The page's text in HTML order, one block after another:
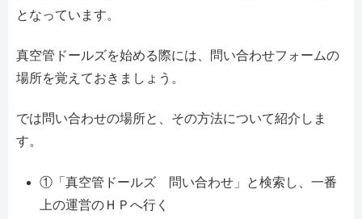
となっています。
真空管ドールズを始める際には、問い合わせフォームの
場所を覚えておきましょう。
では問い合わせの場所と、その方法について紹介しま
す。
①「真空管ドールズ 問い合わせ」と検索し、一番
上の運営のＨＰへ行く